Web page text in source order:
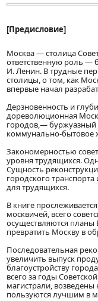
[Предисловие]
Москва — столица
ответственную роль —
И. Ленин. В трудные
столицы, о том, как
впервые начал
Дерзновенность и
дореволюционная
городов,— буржуазный
коммунально-бытовое
Закономерностью
уровня трудящихся.
Сущность
городского
для трудящихся.
В книге
москвичей, всего
осуществляются планы
превратить Москву в
Последовательная
увеличить выпуск
благоустройству
всего за годы
магистрали,
пользуются лучшим в